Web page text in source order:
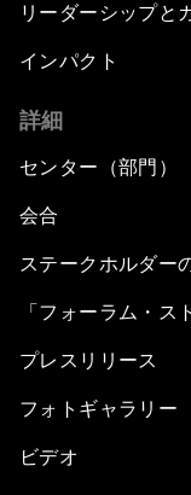
リーダーシップと
インパクト
詳細
センター（部門）
会合
ステークホルダー
「フォーラム・ス
プレスリリース
フォトギャラリー
ビデオ